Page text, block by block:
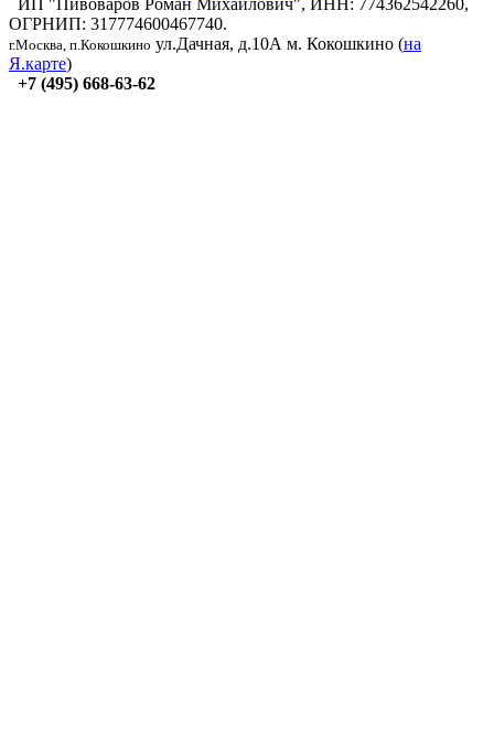
ИП "Пивоваров Роман Михайлович", ИНН: 774362542260,
ОГРНИП: 317774600467740.
г.Москва, п.Кокошкино ул.Дачная, д.10А м. Кокошкино (на
Я.карте)
+7 (495) 668-63-62